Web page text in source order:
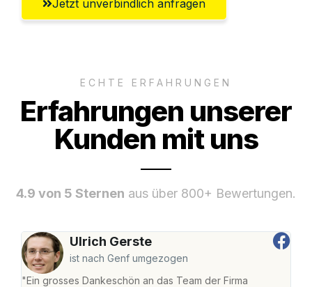
Jetzt unverbindlich anfragen
ECHTE ERFAHRUNGEN
Erfahrungen unserer
Kunden mit uns
4.9 von 5 Sternen aus über 800+ Bewertungen.
Ulrich Gerste
ist nach Genf umgezogen
"Ein grosses Dankeschön an das Team der Firma